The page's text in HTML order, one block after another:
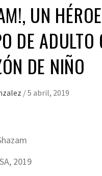
UN
DE ADULTO
DE NIÑO
/5 abril, 2019
2019